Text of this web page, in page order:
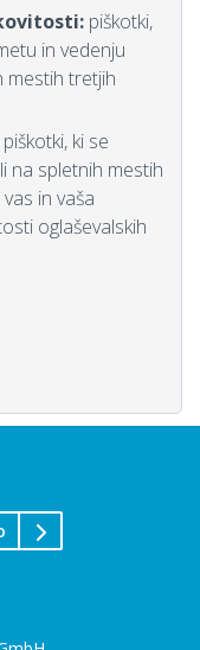
piškotki,
in vedenju
mestih tretjih
piškotki, ki se
na spletnih mestih
in vaša
oglaševalskih